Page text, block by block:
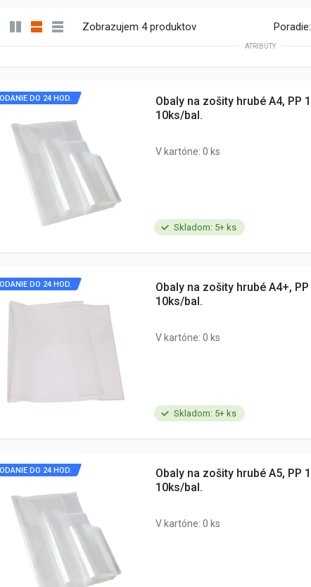
Zobrazujem 4 produktov Poradie:
ATRIBÚTY
Skladom: 5+ ks
DO 24 HOD.
Obaly na zošity hrubé A4, PP
10ks/bal.
V kartóne: 0 ks
Skladom: 5+ ks
DO 24 HOD.
Obaly na zošity hrubé A4+,
10ks/bal.
V kartóne: 0 ks
DO 24 HOD.
Obaly na zošity hrubé A5, PP
10ks/bal.
V kartóne: 0 ks